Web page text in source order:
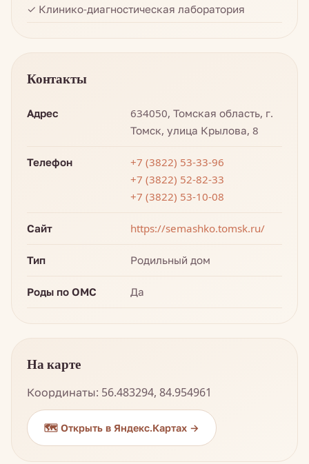
✓ Клинико-диагностическая лаборатория
Контакты
Адрес
634050, Томская область, г.
Томск, улица Крылова, 8
Телефон
+7 (3822) 53-33-96
+7 (3822) 52-82-33
+7 (3822) 53-10-08
Сайт https://semashko.tomsk.ru/
Тип Родильный дом
Роды по ОМС Да
На карте
Координаты: 56.483294, 84.954961
🗺️ Открыть в Яндекс.Картах →